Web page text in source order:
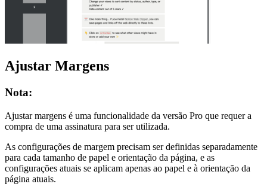
Ajustar Margens
Nota:
Ajustar margens é uma funcionalidade da versão Pro que requer a
compra de uma assinatura para ser utilizada.
As configurações de margem precisam ser definidas separadamente
para cada tamanho de papel e orientação da página, e as
configurações atuais se aplicam apenas ao papel e à orientação da
página atuais.